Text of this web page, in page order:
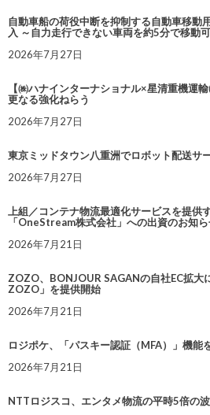
自動車船の荷役中断を抑制する自動車移動
入 ～自力走行できない車両を約5分で移動
2026年7月27日
【㈱ハナインターナショナル×星清重機運
更なる強化ねらう
2026年7月27日
東京ミッドタウン八重洲でロボット配送サ
2026年7月27日
上組／コンテナ物流最適化サービスを提供
「OneStream株式会社」への出資のお知
2026年7月21日
ZOZO、BONJOUR SAGANの自社EC拡
ZOZO」を提供開始
2026年7月21日
ロジポケ、「パスキー認証（MFA）」機能
2026年7月21日
NTTロジスコ、エンタメ物流の平時5倍の